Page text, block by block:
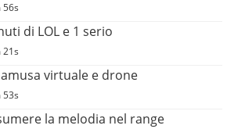
56s
di LOL e 1 serio
21s
virtuale e drone
53s
la melodia nel range